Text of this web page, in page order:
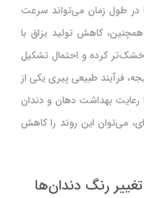
در طول زمان می‌تواند سرعت
کاهش تولید بزاق با
کرده و احتمال تشکیل
فرآیند طبیعی پیری یکی از
رعایت بهداشت دهان و دندان
می‌توان این روند را کاهش
رنگ دندان‌ها